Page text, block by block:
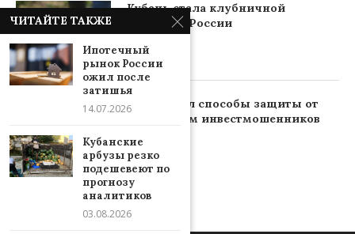
Кубань стала клубничной
столицей России
ВТБ назвал способы защиты от
новых схем инвестмошенников
ЧИТАЙТЕ ТАКЖЕ
Ипотечный
рынок России
ожил после
затишья
14.07.2026
Кубанские
арбузы резко
подешевеют по
прогнозу
аналитиков
03.08.2026